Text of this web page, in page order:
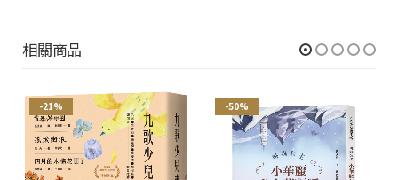
相關商品
-21% -50%